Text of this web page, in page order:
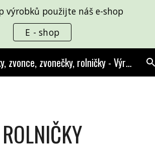
Skip to navigation
výrobků použijte náš e-shop
E - shop
Zvony, zvonky, zvonce, zvonečky, rolničky - Výroba a prodej
ROLNIČKY